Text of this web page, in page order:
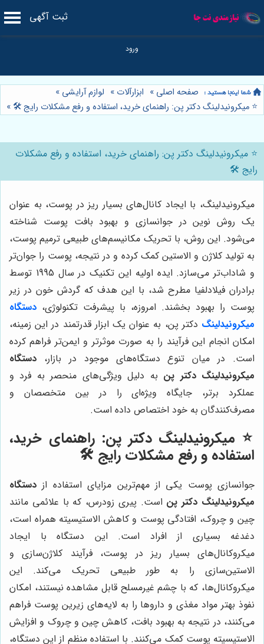
ثبت آگهی
صفحه اصلی » ابزارآلات » لوازم آرایشی »
⭐️ میکرونیدلینگ دکتر پن: راهنمای خرید، استفاده و رفع مشکلات رایج 🛠️»
⭐️ میکرونیدلینگ دکتر پن: راهنمای خرید، استفاده و رفع مشکلات
رایج 🛠️
میکرونیدلینگ، با ایجاد کانال‌های بسیار ریز در پوست، به عنوان
یک روش نوین در جوانسازی و بهبود بافت پوست شناخته
می‌شود. این روش، با تحریک مکانیسم‌های طبیعی ترمیم پوست،
به تولید کلاژن و الاستین کمک کرده و در نتیجه، پوست را جوان‌تر
و شاداب‌تر می‌سازد. ایده اولیه این تکنیک در سال 1995 توسط
برادران فیلادلفیا مطرح شد، با این هدف که گردش خون در زیر
پوست را بهبود بخشند. امروزه، با پیشرفت تکنولوژی، دستگاه
میکرونیدلینگ دکتر پن، به عنوان یک ابزار قدرتمند در این زمینه،
امکان انجام این فرآیند را به صورت موثرتر و ایمن‌تر فراهم کرده
است. در میان تنوع دستگاه‌های موجود در بازار، دستگاه
میکرونیدلینگ دکتر پن به دلیل ویژگی‌های منحصر به فرد و
عملکرد برتر، جایگاه ویژه‌ای را در بین متخصصان و
مصرف‌کنندگان به خود اختصاص داده است.
⭐️ میکرونیدلینگ دکتر پن: راهنمای خرید،
استفاده و رفع مشکلات رایج 🛠️
جوانسازی پوست یکی از مهم‌ترین مزایای استفاده از دستگاه
میکرونیدلینگ دکتر پن است. پیری زودرس، که با علائمی مانند
چین و چروک، افتادگی پوست و کاهش الاستیسیته همراه است،
دغدغه بسیاری از افراد است. این دستگاه با ایجاد
میکروکانال‌های بسیار ریز در پوست، فرآیند کلاژن‌سازی و
الاستین‌سازی را به طور طبیعی تحریک می‌کند. این
میکروکانال‌ها، که با چشم غیرمسلح قابل مشاهده نیستند، امکان
نفوذ بهتر مواد مغذی و داروها را به لایه‌های زیرین پوست فراهم
می‌کنند، در نتیجه به بهبود بافت، کاهش چین و چروک و افزایش
الاستیسیته پوست کمک می‌کنند. با استفاده منظم از این دستگاه،